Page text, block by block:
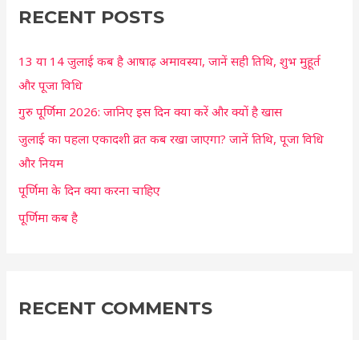
c
f
o
r
:
RECENT POSTS
13 या 14 जुलाई कब है आषाढ़ अमावस्या, जानें सही तिथि, शुभ मुहूर्त
और पूजा विधि
गुरु पूर्णिमा 2026: जानिए इस दिन क्या करें और क्यों है खास
जुलाई का पहला एकादशी व्रत कब रखा जाएगा? जानें तिथि, पूजा विधि
और नियम
पूर्णिमा के दिन क्या करना चाहिए
पूर्णिमा कब है
RECENT COMMENTS